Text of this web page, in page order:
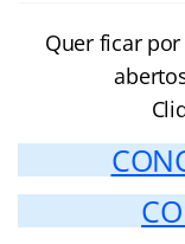
Quer ficar